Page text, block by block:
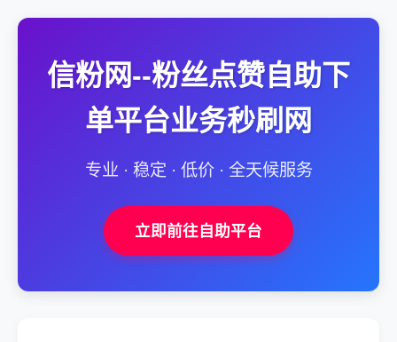
信粉网--粉丝点赞自助下
单平台业务秒刷网
专业 · 稳定 · 低价 · 全天候服务
立即前往自助平台